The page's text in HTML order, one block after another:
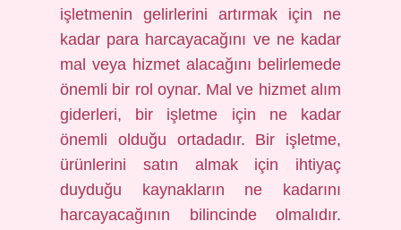
işletmenin gelirlerini artırmak için ne
kadar para harcayacağını ve ne kadar
mal veya hizmet alacağını belirlemede
önemli bir rol oynar. Mal ve hizmet alım
giderleri, bir işletme için ne kadar
önemli olduğu ortadadır. Bir işletme,
ürünlerini satın almak için ihtiyaç
duyduğu kaynakların ne kadarını
harcayacağının bilincinde olmalıdır.